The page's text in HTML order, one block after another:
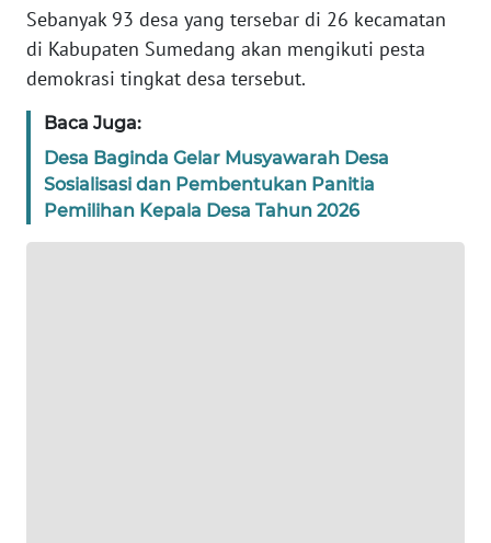
Sebanyak 93 desa yang tersebar di 26 kecamatan
di Kabupaten Sumedang akan mengikuti pesta
demokrasi tingkat desa tersebut.
Baca Juga:
Desa Baginda Gelar Musyawarah Desa
Sosialisasi dan Pembentukan Panitia
Pemilihan Kepala Desa Tahun 2026
SUMUT
WN
JAKARTA
WN
JABAR